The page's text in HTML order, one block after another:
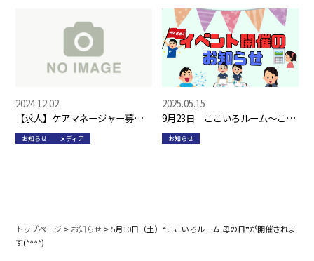
【求人】ケアマネージャー募集
中です。ケアプランセンター笑み
サポート
2024.12.02
お知らせ メディア
9月23日 ここいろルーム～こど
もまんなか2～開催(*^^*)
2025.05.15
お知らせ
トップページ > お知らせ > 5月10日（土）❝ここいろルーム 母の日❞が開催されま
す(*^^*)